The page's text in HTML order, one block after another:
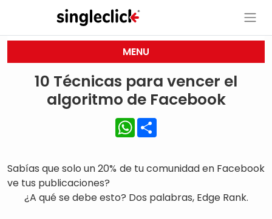
MENU
10 Técnicas para vencer el
algoritmo de Facebook
WhatsApp
Sabías que solo un 20% de tu comunidad en Facebook
ve tus publicaciones?
¿A qué se debe esto? Dos palabras, Edge Rank.